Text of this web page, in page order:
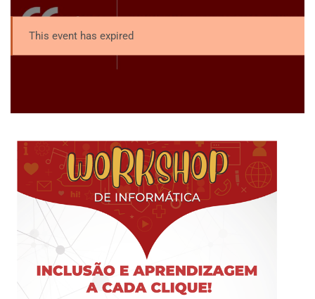
This event has expired